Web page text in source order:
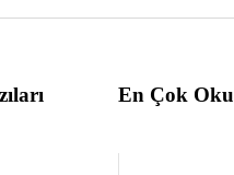
En Çok